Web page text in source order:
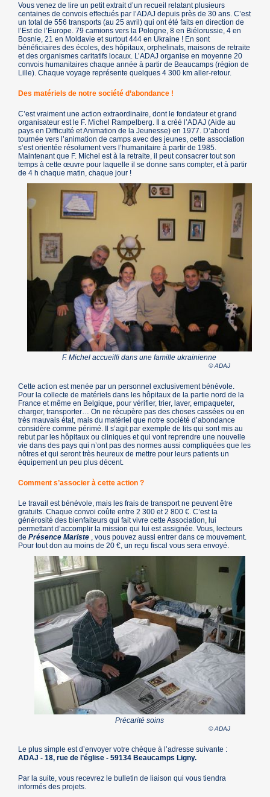
Vous venez de lire un petit extrait d’un recueil relatant plusieurs
centaines de convois effectués par l’ADAJ depuis près de 30 ans. C’est
un total de 556 transports (au 25 avril) qui ont été faits en direction de
l’Est de l’Europe. 79 camions vers la Pologne, 8 en Biélorussie, 4 en
Bosnie, 21 en Moldavie et surtout 444 en Ukraine ! En sont
bénéficiaires des écoles, des hôpitaux, orphelinats, maisons de retraite
et des organismes caritatifs locaux. L’ADAJ organise en moyenne 20
convois humanitaires chaque année à partir de Beaucamps (région de
Lille). Chaque voyage représente quelques 4 300 km aller-retour.
Des matériels de notre société d’abondance !
C’est vraiment une action extraordinaire, dont le fondateur et grand
organisateur est le F. Michel Rampelberg. Il a créé l’ADAJ (Aide au
pays en Difficulté et Animation de la Jeunesse) en 1977. D’abord
tournée vers l’animation de camps avec des jeunes, cette association
s’est orientée résolument vers l’humanitaire à partir de 1985.
Maintenant que F. Michel est à la retraite, il peut consacrer tout son
temps à cette œuvre pour laquelle il se donne sans compter, et à partir
de 4 h chaque matin, chaque jour !
F. Michel accueilli dans une famille ukrainienne
© ADAJ
Cette action est menée par un personnel exclusivement bénévole.
Pour la collecte de matériels dans les hôpitaux de la partie nord de la
France et même en Belgique, pour vérifier, trier, laver, empaqueter,
charger, transporter… On ne récupère pas des choses cassées ou en
très mauvais état, mais du matériel que notre société d’abondance
considère comme périmé. Il s’agit par exemple de lits qui sont mis au
rebut par les hôpitaux ou cliniques et qui vont reprendre une nouvelle
vie dans des pays qui n’ont pas des normes aussi compliquées que les
nôtres et qui seront très heureux de mettre pour leurs patients un
équipement un peu plus décent.
Comment s’associer à cette action ?
Le travail est bénévole, mais les frais de transport ne peuvent être
gratuits. Chaque convoi coûte entre 2 300 et 2 800 €. C’est la
générosité des bienfaiteurs qui fait vivre cette Association, lui
permettant d’accomplir la mission qui lui est assignée. Vous, lecteurs
dePrésence Mariste
, vous pouvez aussi entrer dans ce mouvement.
Pour tout don au moins de 20 €, un reçu fiscal vous sera envoyé.
Précarité soins
© ADAJ
Le plus simple est d’envoyer votre chèque à l’adresse suivante :
ADAJ - 18, rue de l’église - 59134 Beaucamps Ligny.
Par la suite, vous recevrez le bulletin de liaison qui vous tiendra
informés des projets.